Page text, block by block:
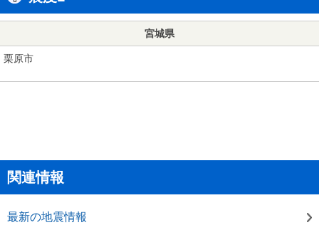
宮城県
栗原市
関連情報
最新の地震情報